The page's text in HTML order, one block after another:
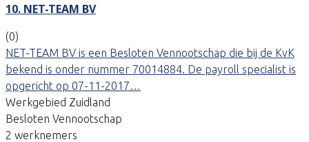
10. NET-TEAM BV
(0)
NET-TEAM BV is een Besloten Vennootschap die bij de KvK
bekend is onder nummer 70014884. De payroll specialist is
opgericht op 07-11-2017…
Werkgebied Zuidland
Besloten Vennootschap
2 werknemers